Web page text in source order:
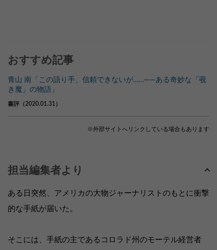
おすすめ記事
青山 南「この語り手、信頼できないが……――ある奇妙な「覗
き魔」の物語」
書評（2020.01.31）
※外部サイトへリンクしている場合もあります
担当編集者より
ある日突然、アメリカの大物ジャーナリストのもとに衝撃
的な手紙が届いた。
そこには、手紙の主であるコロラド州のモーテル経営者